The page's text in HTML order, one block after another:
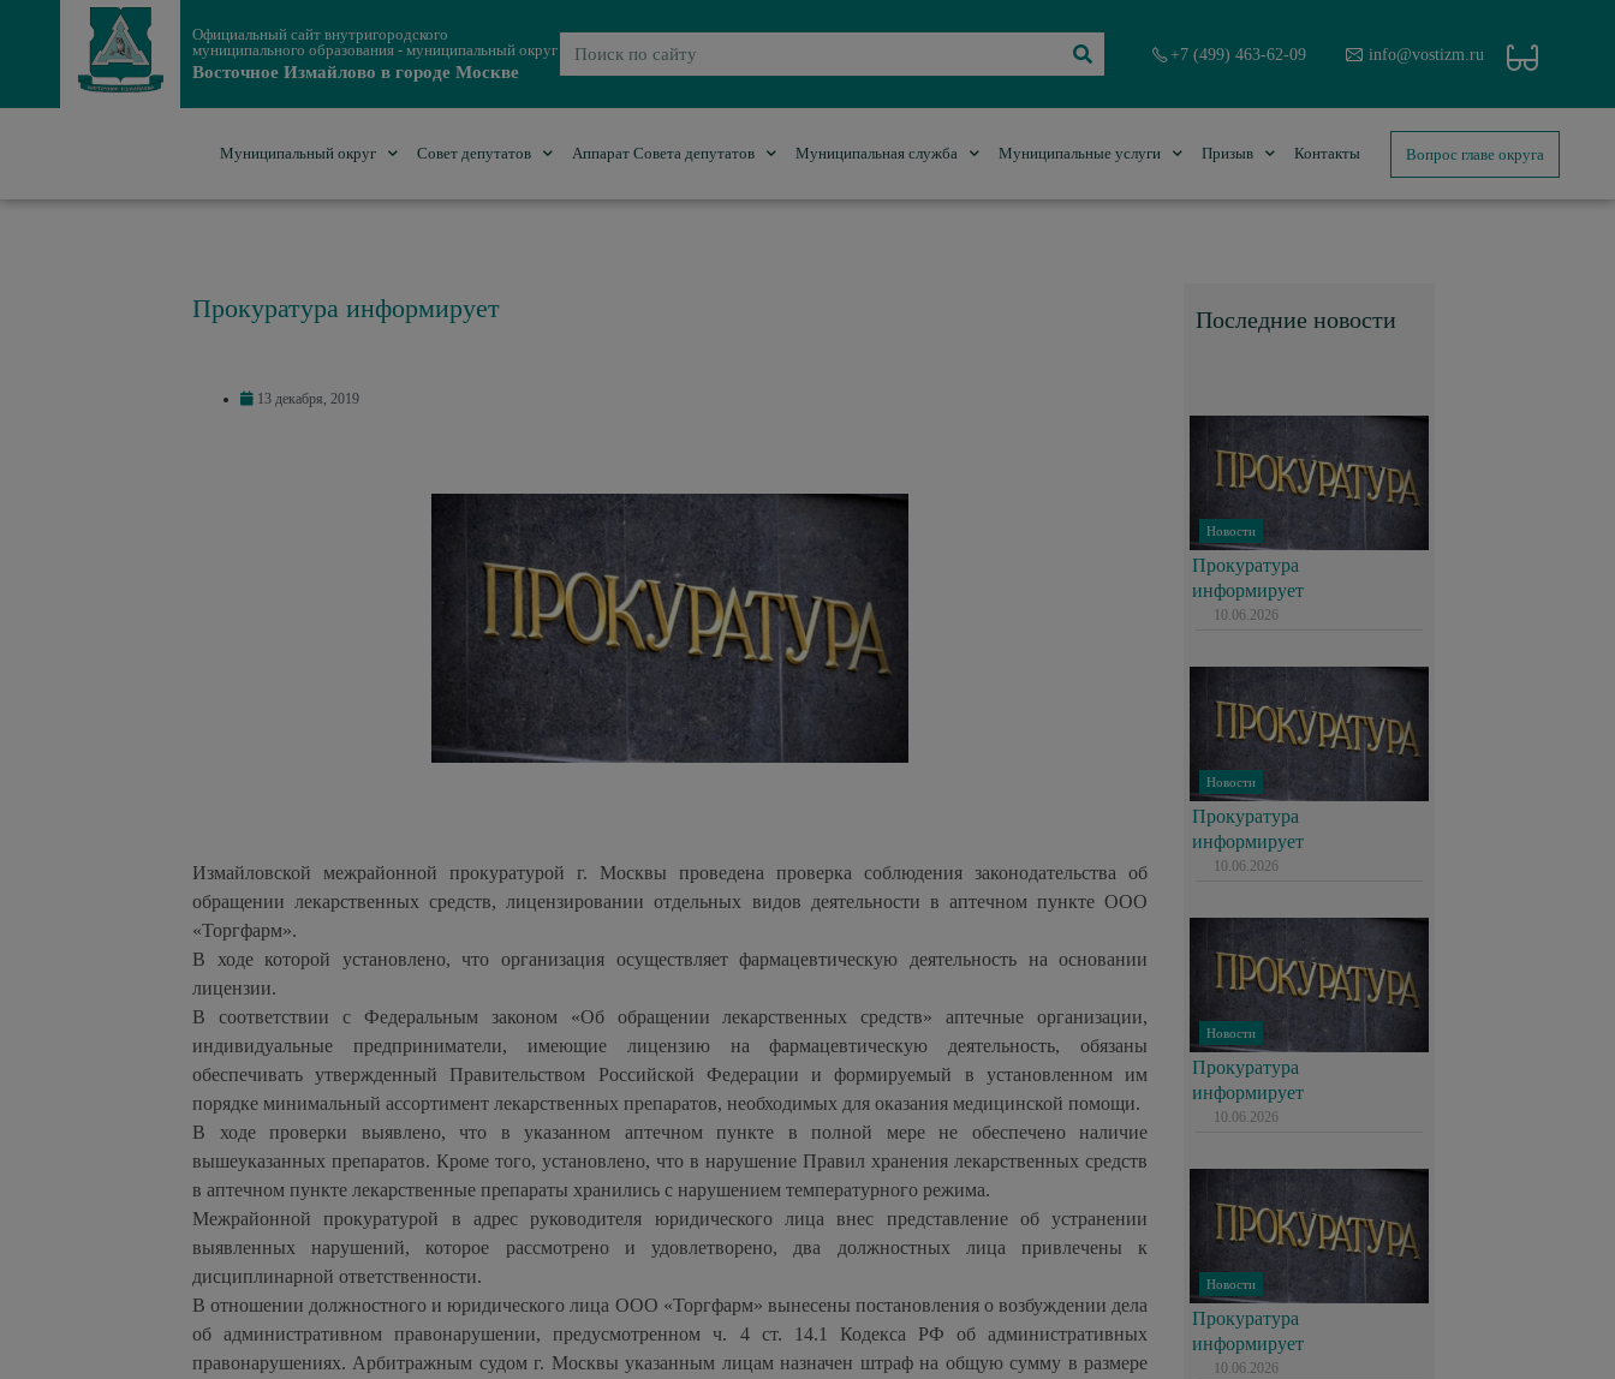
Официальный сайт внутригородского
муниципального образования - муниципальный округ
Восточное Измайлово в городе Москве
+7 (499) 463-62-09 info@vostizm.ru
Муниципальный округ Совет депутатов Аппарат Совета депутатов Муниципальная служба Муниципальные услуги Призыв Контакты Вопрос главе округа
Прокуратура информирует
13 декабря, 2019
Измайловской межрайонной прокуратурой г. Москвы проведена проверка соблюдения законодательства об
обращении лекарственных средств, лицензировании отдельных видов деятельности в аптечном пункте ООО
«Торгфарм».
В ходе которой установлено, что организация осуществляет фармацевтическую деятельность на основании
лицензии.
В соответствии с Федеральным законом «Об обращении лекарственных средств» аптечные организации,
индивидуальные предприниматели, имеющие лицензию на фармацевтическую деятельность, обязаны
обеспечивать утвержденный Правительством Российской Федерации и формируемый в установленном им
порядке минимальный ассортимент лекарственных препаратов, необходимых для оказания медицинской помощи.
В ходе проверки выявлено, что в указанном аптечном пункте в полной мере не обеспечено наличие
вышеуказанных препаратов. Кроме того, установлено, что в нарушение Правил хранения лекарственных средств
в аптечном пункте лекарственные препараты хранились с нарушением температурного режима.
Межрайонной прокуратурой в адрес руководителя юридического лица внес представление об устранении
выявленных нарушений, которое рассмотрено и удовлетворено, два должностных лица привлечены к
дисциплинарной ответственности.
В отношении должностного и юридического лица ООО «Торгфарм» вынесены постановления о возбуждении дела
об административном правонарушении, предусмотренном ч. 4 ст. 14.1 Кодекса РФ об административных
правонарушениях. Арбитражным судом г. Москвы указанным лицам назначен штраф на общую сумму в размере
Последние новости
Новости
Прокуратура
информирует
10.06.2026
Новости
Прокуратура
информирует
10.06.2026
Новости
Прокуратура
информирует
10.06.2026
Новости
Прокуратура
информирует
10.06.2026